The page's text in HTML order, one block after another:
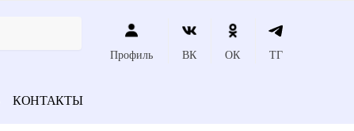
Профиль ВК ОК ТГ
КОНТАКТЫ